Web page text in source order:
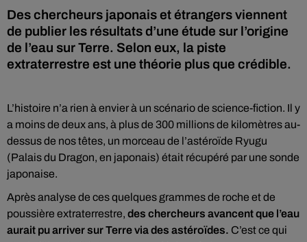
Des chercheurs japonais et étrangers viennent
de publier les résultats d’une étude sur l’origine
de l’eau sur Terre. Selon eux, la piste
extraterrestre est une théorie plus que crédible.
L’histoire n’a rien à envier à un scénario de science-fiction. Il y
a moins de deux ans, à plus de 300 millions de kilomètres au-
dessus de nos têtes, un morceau de l’astéroïde Ryugu
(Palais du Dragon, en japonais) était récupéré par une sonde
japonaise.
Après analyse de ces quelques grammes de roche et de
poussière extraterrestre, des chercheurs avancent que l’eau
aurait pu arriver sur Terre via des astéroïdes. C’est ce qui